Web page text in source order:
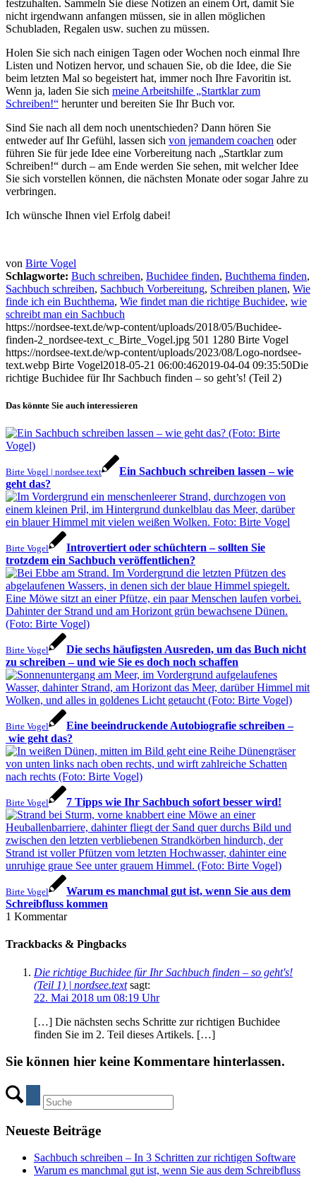
festzuhalten. Sammeln Sie diese Notizen an einem Ort, damit Sie
nicht irgendwann anfangen müssen, sie in allen möglichen
Schubladen, Regalen usw. suchen zu müssen.
Holen Sie sich nach einigen Tagen oder Wochen noch einmal Ihre
Listen und Notizen hervor, und schauen Sie, ob die Idee, die Sie
beim letzten Mal so begeistert hat, immer noch Ihre Favoritin ist.
Wenn ja, laden Sie sich meine Arbeitshilfe „Startklar zum
Schreiben!“ herunter und bereiten Sie Ihr Buch vor.
Sind Sie nach all dem noch unentschieden? Dann hören Sie
entweder auf Ihr Gefühl, lassen sich von jemandem coachen oder
führen Sie für jede Idee eine Vorbereitung nach „Startklar zum
Schreiben!“ durch – am Ende werden Sie sehen, mit welcher Idee
Sie sich vorstellen können, die nächsten Monate oder sogar Jahre zu
verbringen.
Ich wünsche Ihnen viel Erfolg dabei!
von Birte Vogel
Schlagworte: Buch schreiben, Buchidee finden, Buchthema finden,
Sachbuch schreiben, Sachbuch Vorbereitung, Schreiben planen, Wie
finde ich ein Buchthema, Wie findet man die richtige Buchidee, wie
schreibt man ein Sachbuch
https://nordsee-text.de/wp-content/uploads/2018/05/Buchidee-
finden-2_nordsee-text_c_Birte_Vogel.jpg 501 1280 Birte Vogel
https://nordsee-text.de/wp-content/uploads/2023/08/Logo-nordsee-
text.webp Birte Vogel2018-05-21 06:00:462019-04-04 09:35:50Die
richtige Buchidee für Ihr Sachbuch finden – so geht’s! (Teil 2)
Das könnte Sie auch interessieren
Birte Vogel | nordsee.text
Ein Sachbuch schreiben lassen – wie
geht das?
Birte Vogel
Introvertiert oder schüchtern – sollten Sie
trotzdem ein Sachbuch veröffentlichen?
Birte Vogel
Die sechs häufigsten Ausreden, um das Buch nicht
zu schreiben – und wie Sie es doch noch schaffen
Birte Vogel
Eine beeindruckende Autobiografie schreiben –
wie geht das?
Birte Vogel 7 Tipps wie Ihr Sachbuch sofort besser wird!
Birte Vogel
Warum es manchmal gut ist, wenn Sie aus dem
Schreibfluss kommen
1 Kommentar
Trackbacks & Pingbacks
Die richtige Buchidee für Ihr Sachbuch finden – so geht's!
(Teil 1) | nordsee.text sagt:
22. Mai 2018 um 08:19 Uhr
[…] Die nächsten sechs Schritte zur richtigen Buchidee
finden Sie im 2. Teil dieses Artikels. […]
Sie können hier keine Kommentare hinterlassen.
Neueste Beiträge
Sachbuch schreiben – In 3 Schritten zur richtigen Software
Warum es manchmal gut ist, wenn Sie aus dem Schreibfluss